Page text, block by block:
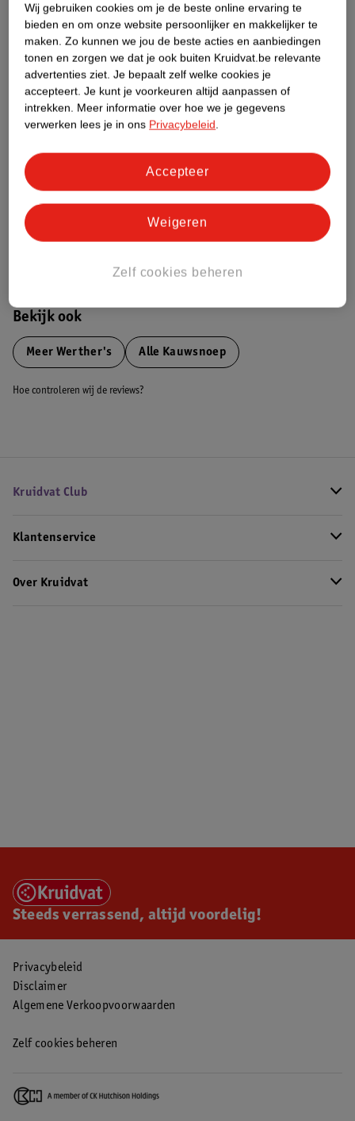
Over dit product
Productinformatie
Etiketinformatie
Nature Impact Score
Impact Score.
Meer informatie
Bekijk ook
Meer Werther's Alle Kauwsnoep
Hoe controleren wij de reviews?
Kruidvat Club
Klantenservice
Over Kruidvat
Steeds verrassend, altijd voordelig!
Privacybeleid
Disclaimer
Algemene Verkoopvoorwaarden
Zelf cookies beheren
Wij gebruiken cookies om je de beste online ervaring te
bieden en om onze website persoonlijker en makkelijker te
maken. Zo kunnen we jou de beste acties en aanbiedingen
tonen en zorgen we dat je ook buiten Kruidvat.be relevante
advertenties ziet. Je bepaalt zelf welke cookies je
accepteert. Je kunt je voorkeuren altijd aanpassen of
intrekken. Meer informatie over hoe we je gegevens
verwerken lees je in ons Privacybeleid.
Zelf cookies beheren
Weigeren
Accepteer